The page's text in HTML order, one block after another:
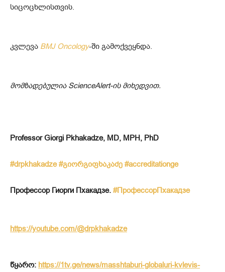
სიცოცხლისთვის.
კვლევა BMJ Oncology-ში გამოქვეყნდა.
მომზადებულია ScienceAlert-ის მიხედვით.
Professor Giorgi Pkhakadze, MD, MPH, PhD
#drpkhakadze #გიორგიფხაკაძე #accreditationge
Профессор Гиорги Пхакадзе. #ПрофессорПхакадзе
https://youtube.com/@drpkhakadze
წყარო: https://1tv.ge/news/masshtaburi-globaluri-kvlevis-